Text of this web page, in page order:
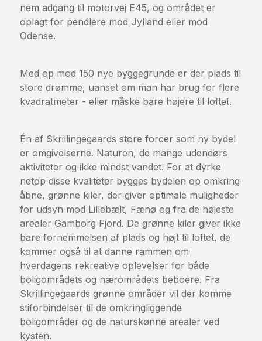
nem adgang til motorvej E45, og området er
oplagt for pendlere mod Jylland eller mod
Odense.
Med op mod 150 nye byggegrunde er der plads til
store drømme, uanset om man har brug for flere
kvadratmeter - eller måske bare højere til loftet.
Én af Skrillingegaards store forcer som ny bydel
er omgivelserne. Naturen, de mange udendørs
aktiviteter og ikke mindst vandet. For at dyrke
netop disse kvaliteter bygges bydelen op omkring
åbne, grønne kiler, der giver optimale muligheder
for udsyn mod Lillebælt, Fænø og fra de højeste
arealer Gamborg Fjord. De grønne kiler giver ikke
bare fornemmelsen af plads og højt til loftet, de
kommer også til at danne rammen om
hverdagens rekreative oplevelser for både
boligområdets og nærområdets beboere. Fra
Skrillingegaards grønne områder vil der komme
stiforbindelser til de omkringliggende
boligområder og de naturskønne arealer ved
kysten.